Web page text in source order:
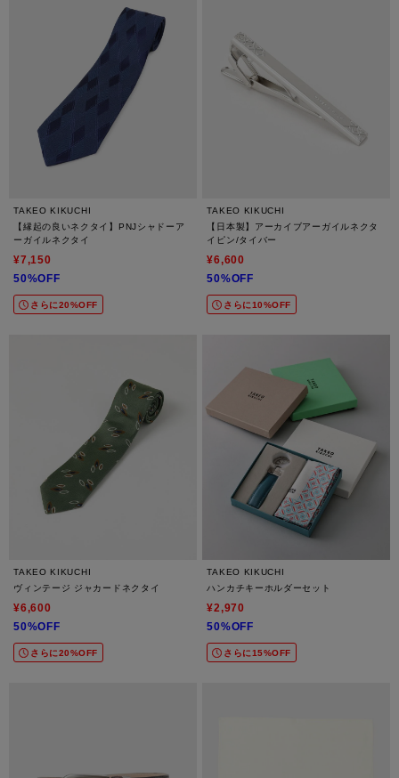
TAKEO KIKUCHI
【縁起の良いネクタイ】PNJシャドーア
ーガイルネクタイ
¥7,150
50%OFF
さらに20%OFF
TAKEO KIKUCHI
【日本製】アーカイブアーガイルネクタ
イピン/タイバー
¥6,600
50%OFF
さらに10%OFF
TAKEO KIKUCHI
ヴィンテージ ジャカードネクタイ
¥6,600
50%OFF
さらに20%OFF
TAKEO KIKUCHI
ハンカチキーホルダーセット
¥2,970
50%OFF
さらに15%OFF